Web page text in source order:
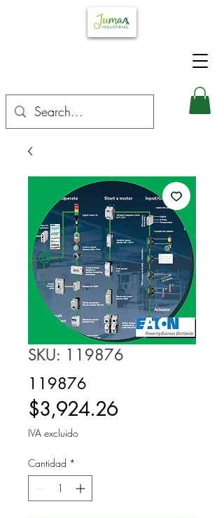
SKU: 119876
119876
$3,924.26Precio
IVA excluido
Cantidad *